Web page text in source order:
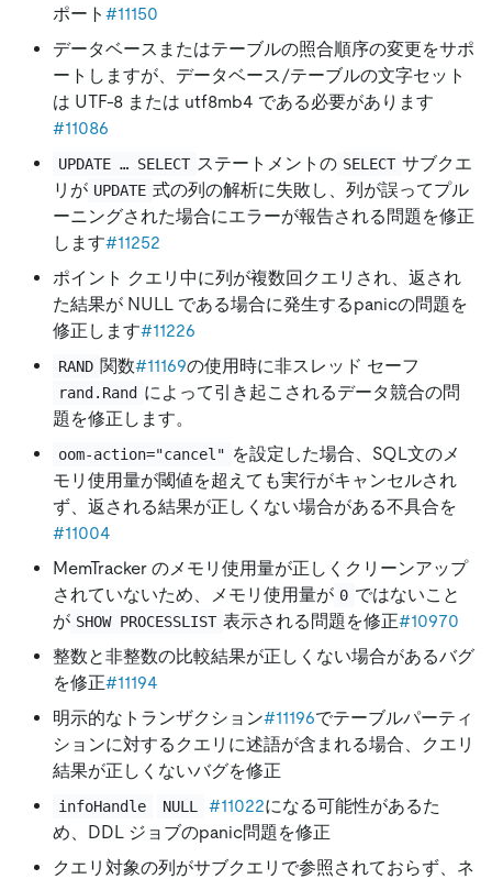
ポート #11150
データベースまたはテーブルの照合順序の変更をサポ
ートしますが、データベース/テーブルの文字セット
は UTF-8 または utf8mb4 である必要があります
#11086
UPDATE … SELECT ステートメントの SELECT サブクエ
リが UPDATE 式の列の解析に失敗し、列が誤ってプル
ーニングされた場合にエラーが報告される問題を修正
します#11252
ポイント クエリ中に列が複数回クエリされ、返され
た結果が NULL である場合に発生するpanicの問題を
修正します#11226
RAND 関数#11169の使用時に非スレッド セーフ
rand.Rand によって引き起こされるデータ競合の問
題を修正します。
oom-action="cancel" を設定した場合、SQL文のメ
モリ使用量が閾値を超えても実行がキャンセルされ
ず、返される結果が正しくない場合がある不具合を
#11004
MemTracker のメモリ使用量が正しくクリーンアップ
されていないため、メモリ使用量が 0 ではないこと
が SHOW PROCESSLIST 表示される問題を修正#10970
整数と非整数の比較結果が正しくない場合があるバグ
を修正#11194
明示的なトランザクション#11196でテーブルパーティ
ションに対するクエリに述語が含まれる場合、クエリ
結果が正しくないバグを修正
infoHandle NULL #11022になる可能性があるた
め、DDL ジョブのpanic問題を修正
クエリ対象の列がサブクエリで参照されておらず、ネ